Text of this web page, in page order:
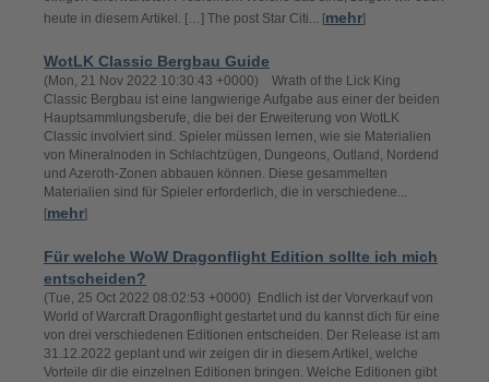
heute in diesem Artikel. […] The post Star Citi... [mehr]
WotLK Classic Bergbau Guide
(Mon, 21 Nov 2022 10:30:43 +0000) Wrath of the Lick King
Classic Bergbau ist eine langwierige Aufgabe aus einer der beiden
Hauptsammlungsberufe, die bei der Erweiterung von WotLK
Classic involviert sind. Spieler müssen lernen, wie sie Materialien
von Mineralnoden in Schlachtzügen, Dungeons, Outland, Nordend
und Azeroth-Zonen abbauen können. Diese gesammelten
Materialien sind für Spieler erforderlich, die in verschiedene...
[mehr]
Für welche WoW Dragonflight Edition sollte ich mich
entscheiden?
(Tue, 25 Oct 2022 08:02:53 +0000) Endlich ist der Vorverkauf von
World of Warcraft Dragonflight gestartet und du kannst dich für eine
von drei verschiedenen Editionen entscheiden. Der Release ist am
31.12.2022 geplant und wir zeigen dir in diesem Artikel, welche
Vorteile dir die einzelnen Editionen bringen. Welche Editionen gibt